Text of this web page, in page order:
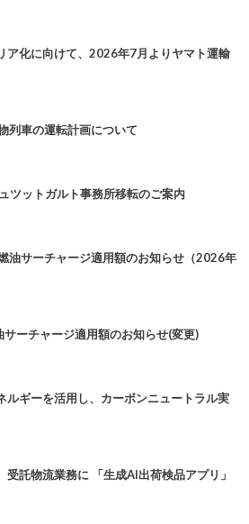
ア化に向けて、2026年7月よりヤマト運輸
列車の運転計画について
ツットガルト事務所移転のご案内
油サーチャージ適用額のお知らせ（2026年
ーチャージ適用額のお知らせ(変更)
ルギーを活用し、カーボンニュートラル実
託物流業務に 「生成AI出荷検品アプリ」